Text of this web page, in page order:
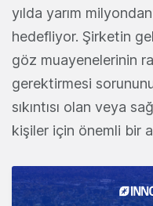
yılda yarım
hedefliyor. Şirketin
göz muayenelerinin
gerektirmesi
sıkıntısı olan veya
kişiler için önemli bir